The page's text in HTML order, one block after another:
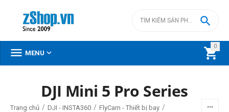
0


 MENU 
BỘ LỌCDJI Mini 5 Pro Series
Trang chủ / DJI - INSTA360 / FlyCam - Thiết bị bay /